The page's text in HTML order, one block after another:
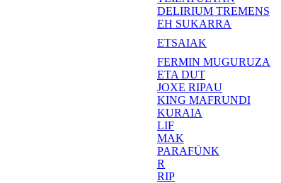
DELIRIUM TREMENS
EH SUKARRA
ETSAIAK
FERMIN MUGURUZA
ETA DUT
JOXE RIPAU
KING MAFRUNDI
KURAIA
LIF
MAK
PARAFÜNK
R
RIP